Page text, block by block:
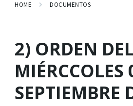
HOME DOCUMENTOS
2) ORDEN
MIÉRCCOLES
SEPTIEMBRE